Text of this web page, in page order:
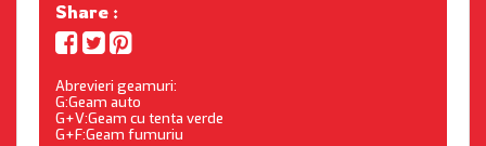
Share :
Abrevieri geamuri:
G:Geam auto
G+V:Geam cu tenta verde
G+F:Geam fumuriu